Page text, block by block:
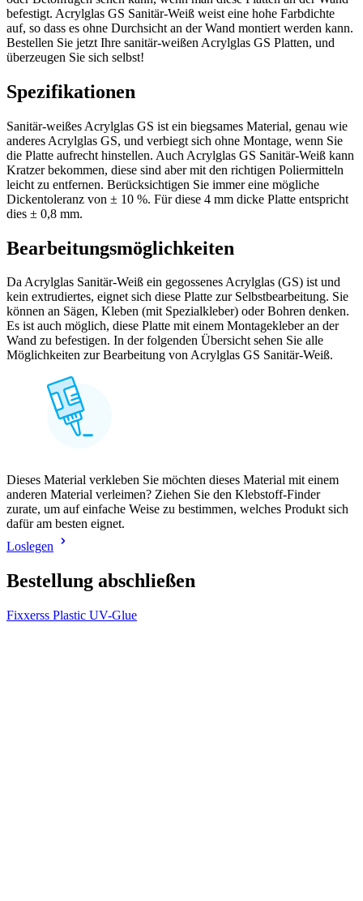
befestigt. Acrylglas GS Sanitär-Weiß weist eine hohe Farbdichte
auf, so dass es ohne Durchsicht an der Wand montiert werden kann.
Bestellen Sie jetzt Ihre sanitär-weißen Acrylglas GS Platten, und
überzeugen Sie sich selbst!
Spezifikationen
Sanitär-weißes Acrylglas GS ist ein biegsames Material, genau wie
anderes Acrylglas GS, und verbiegt sich ohne Montage, wenn Sie
die Platte aufrecht hinstellen. Auch Acrylglas GS Sanitär-Weiß kann
Kratzer bekommen, diese sind aber mit den richtigen Poliermitteln
leicht zu entfernen. Berücksichtigen Sie immer eine mögliche
Dickentoleranz von ± 10 %. Für diese 4 mm dicke Platte entspricht
dies ± 0,8 mm.
Bearbeitungsmöglichkeiten
Da Acrylglas Sanitär-Weiß ein gegossenes Acrylglas (GS) ist und
kein extrudiertes, eignet sich diese Platte zur Selbstbearbeitung. Sie
können an Sägen, Kleben (mit Spezialkleber) oder Bohren denken.
Es ist auch möglich, diese Platte mit einem Montagekleber an der
Wand zu befestigen. In der folgenden Übersicht sehen Sie alle
Möglichkeiten zur Bearbeitung von Acrylglas GS Sanitär-Weiß.
Dieses Material verkleben Sie möchten dieses Material mit einem
anderen Material verleimen? Ziehen Sie den Klebstoff-Finder
zurate, um auf einfache Weise zu bestimmen, welches Produkt sich
dafür am besten eignet.
Loslegen
Bestellung abschließen
Fixxerss Plastic UV-Glue